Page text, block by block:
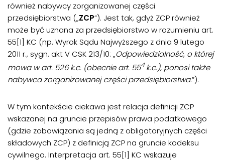
również nabywcy zorganizowanej części
przedsiębiorstwa („ZCP”). Jest tak, gdyż ZCP również
może być uznana za przedsiębiorstwo w rozumieniu art.
55[1] KC (np. Wyrok Sądu Najwyższego z dnia 9 lutego
2011 r., sygn. akt V CSK 213/10: „Odpowiedzialność, o której
mowa w art. 526 k.c. (obecnie art. 554k.c.), ponosi także
nabywca zorganizowanej części przedsiębiorstwa.”).
W tym kontekście ciekawa jest relacja definicji ZCP
wskazanej na gruncie przepisów prawa podatkowego
(gdzie zobowiązania są jedną z obligatoryjnych części
składowych ZCP) z definicją ZCP na gruncie kodeksu
cywilnego. Interpretacja art. 55[1] KC wskazuje